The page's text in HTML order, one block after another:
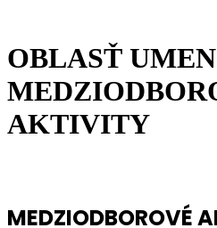
OBLASŤ
AKTIVITY
MEDZIODBOROVÉ